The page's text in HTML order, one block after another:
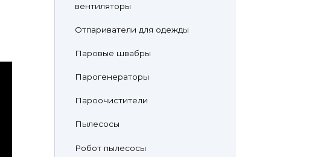
вентиляторы
Отпариватели для одежды
Паровые швабры
Парогенераторы
Пароочистители
Пылесосы
Робот пылесосы